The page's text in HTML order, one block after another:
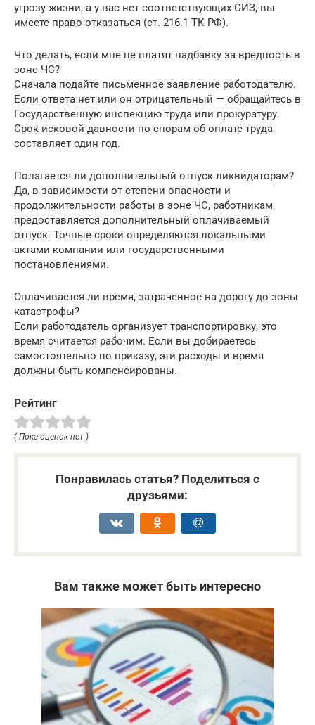
угрозу жизни, а у вас нет соответствующих СИЗ, вы
имеете право отказаться (ст. 216.1 ТК РФ).
Что делать, если мне не платят надбавку за вредность в
зоне ЧС?
Сначала подайте письменное заявление работодателю.
Если ответа нет или он отрицательный — обращайтесь в
Государственную инспекцию труда или прокуратуру.
Срок исковой давности по спорам об оплате труда
составляет один год.
Полагается ли дополнительный отпуск ликвидаторам?
Да, в зависимости от степени опасности и
продолжительности работы в зоне ЧС, работникам
предоставляется дополнительный оплачиваемый
отпуск. Точные сроки определяются локальными
актами компании или государственными
постановлениями.
Оплачивается ли время, затраченное на дорогу до зоны
катастрофы?
Если работодатель организует транспортировку, это
время считается рабочим. Если вы добираетесь
самостоятельно по приказу, эти расходы и время
должны быть компенсированы.
Рейтинг
( Пока оценок нет )
Понравилась статья? Поделиться с
друзьями:
Вам также может быть интересно